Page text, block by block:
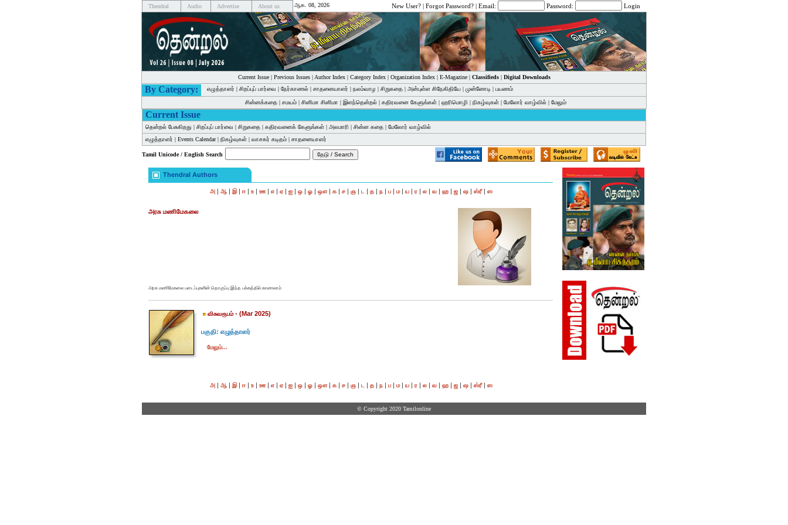
Thendral Audio Advertise About us ஆக. 08, 2026 New User? | Forgot Password? | Email: Password: Login
Current Issue| Previous Issues| Author Index| Category Index| Organization Index| E-Magazine| Classifieds| Digital Downloads
By Category: எழுத்தாளர் | சிறப்புப் பார்வை | நேர்காணல் | சாதனையாளர் | நலம்வாழ | சிறுகதை | அன்புள்ள சிநேகிதியே | முன்னோடி | பயணம்
சின்னக்கதை | சமயம் | சினிமா சினிமா | இளந்தென்றல் | கதிரவனை கேளுங்கள் | ஹரிமொழி | நிகழ்வுகள் | மேலோர் வாழ்வில் | மேலும்
Current Issue
தென்றல் பேசுகிறது | சிறப்புப் பார்வை | சிறுகதை | கதிரவனைக் கேளுங்கள் | அலமாரி | சின்ன கதை | மேலோர் வாழ்வில்
எழுத்தாளர் | Events Calendar| நிகழ்வுகள் | வாசகர் கடிதம் | சாதனையாளர்
Tamil Unicode / English Search
Thendral Authors
அ | ஆ | இ| ஈ | உ | ஊ | எ | ஏ | ஐ | ஒ | ஓ | ஔ| க | ச | ஞ | ட | த | ந | ப | ம| ய | ர | ல | வ | ஹ | ஜ | ஷ | ஸ்ரீ| ஸ
அரசு மணிமேகலை
அரசு மணிமேகலை படைப்புகளின் தொகுப்பு இந்த பக்கத்தில் காணலாம்
விசுவரூபம்- (Mar 2025)
பகுதி: எழுத்தாளர்
மேலும்...
அ | ஆ | இ| ஈ | உ | ஊ | எ | ஏ | ஐ | ஒ | ஓ | ஔ| க | ச | ஞ | ட | த | ந | ப | ம| ய | ர | ல | வ | ஹ | ஜ | ஷ | ஸ்ரீ| ஸ
© Copyright 2020 Tamilonline